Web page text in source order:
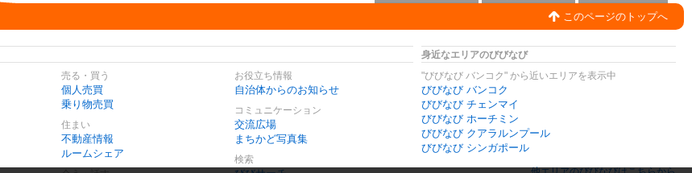
このページのトップへ
売る・買う
個人売買
乗り物売買
住まい
不動産情報
ルームシェア
お役立ち情報
自治体からのお知らせ
コミュニケーション
交流広場
まちかど写真集
検索
身近なエリアのびびなび
"びびなび バンコク" から近いエリアを表示中
びびなび バンコク
びびなび チェンマイ
びびなび ホーチミン
びびなび クアラルンプール
びびなび シンガポール